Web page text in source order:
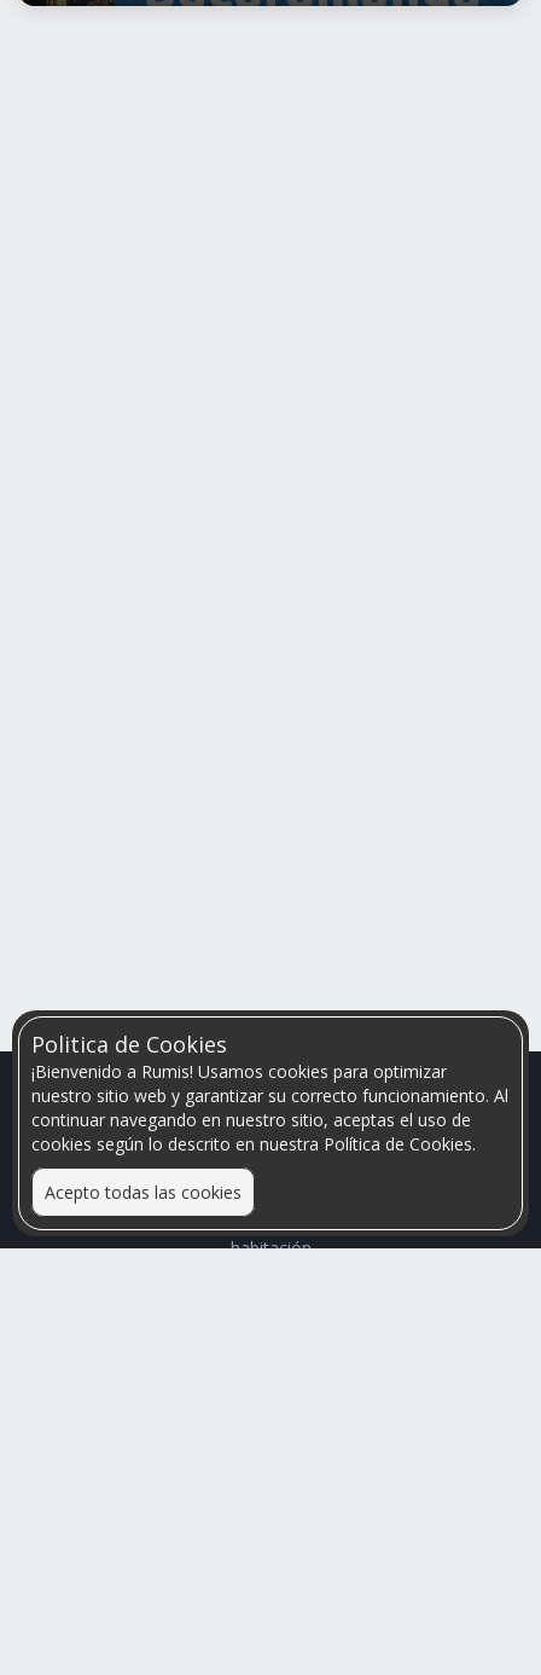
Politica de Cookies
¡Bienvenido a Rumis! Usamos cookies para optimizar
nuestro sitio web y garantizar su correcto funcionamiento. Al
continuar navegando en nuestro sitio, aceptas el uso de
cookies según lo descrito en nuestra Política de Cookies.
Acepto todas las cookies
Relacionamos personas que arriendan con las que buscan una
habitación